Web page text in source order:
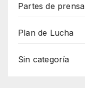
Partes de prensa
Plan de Lucha
Sin categoría